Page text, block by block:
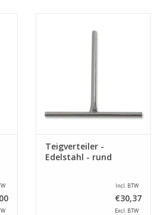
Teigverteiler -
Edelstahl - rund
Incl. BTW
€30,37
Excl. BTW